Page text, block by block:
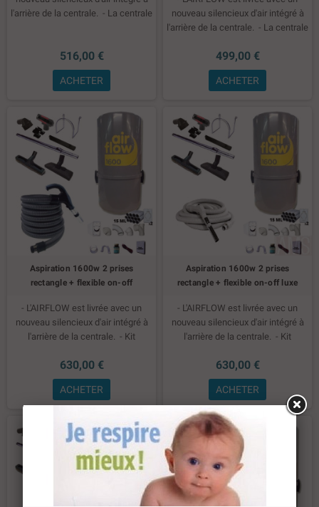
l'arrière de la centrale. - La centrale
516,00 €
ACHETER
nouveau silencieux d'air intégré à
l'arrière de la centrale. - La centrale
particulièrement silencieux.
499,00 €
ACHETER
Aspiration 1600w 2 prises
rectangle + flexible on-off
- L'AIRFLOW est livrée avec un
nouveau silencieux d'air intégré à
l'arrière de la centrale. - Kit
nettoyage plus flexible on - off
630,00 €
ACHETER
Aspiration 1600w 2 prises
rectangle + flexible on-off luxe
- L'AIRFLOW est livrée avec un
nouveau silencieux d'air intégré à
l'arrière de la centrale. - Kit
nettoyage plus flexible on - off luxe
630,00 €
ACHETER